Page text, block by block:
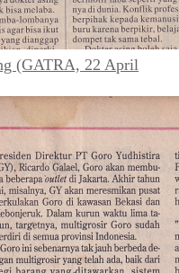
(GATRA, 22 April